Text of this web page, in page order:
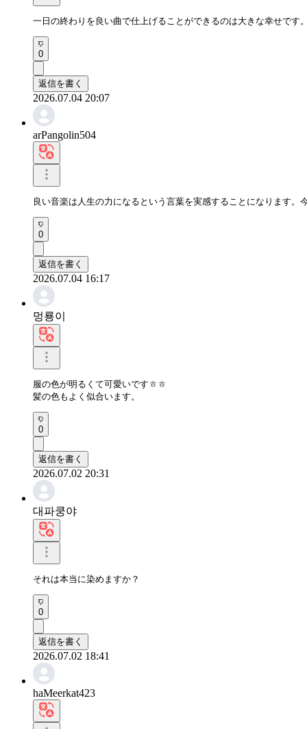
一日の終わりを良い曲で仕上げることができるのは大きな幸せです
0
返信を書く
2026.07.04 20:07
arPangolin504
良い音楽は人生の力になるという言葉を実感することになります。
0
返信を書く
2026.07.04 16:17
멍룡이
服の色が明るくて可愛いですㅎㅎ
髪の色もよく似合います。
0
返信を書く
2026.07.02 20:31
대파쿵야
それは本当に染めますか？
0
返信を書く
2026.07.02 18:41
haMeerkat423